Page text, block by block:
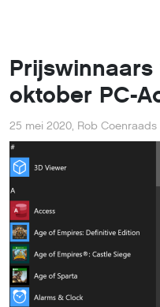
oktober PC-
25 mei 2020, Rob Coenraads